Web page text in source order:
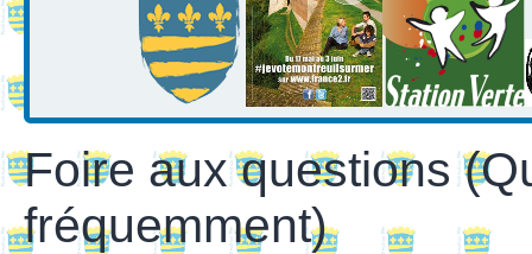
Foire aux questions
fréquemment)